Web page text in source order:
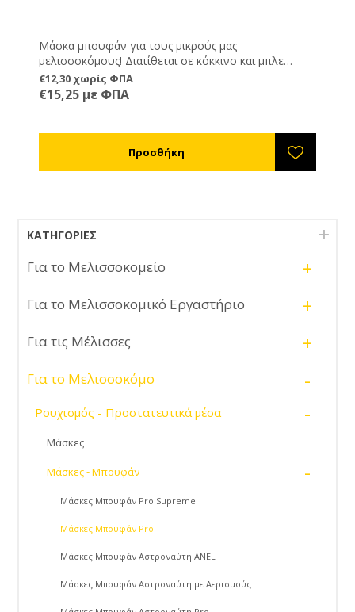
Μάσκα μπουφάν για τους μικρούς μας
μελισσοκόμους! Διατίθεται σε κόκκινο και μπλε
χρώμα. Διαθέτει μία μεγάλη τσέπη στο ύψος της
κοιλιάς.
€12,30 χωρίς ΦΠΑ
€15,25 με ΦΠΑ
ΚΑΤΗΓΟΡΊΕΣ
Για το Μελισσοκομείο +
Για το Μελισσοκομικό Εργαστήριο +
Για τις Μέλισσες +
Για το Μελισσοκόμο -
Ρουχισμός - Προστατευτικά μέσα -
Μάσκες
Μάσκες - Μπουφάν -
Μάσκες Μπουφάν Pro Supreme
Μάσκες Μπουφάν Pro
Μάσκες Μπουφάν Αστροναύτη ANEL
Μάσκες Μπουφάν Αστροναύτη με Αερισμούς